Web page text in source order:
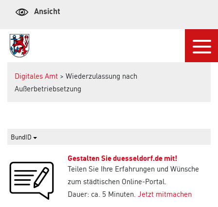
Ansicht
Digitales Amt > Wiederzulassung nach
Außerbetriebsetzung
BundID
Gestalten Sie duesseldorf.de mit!
Teilen Sie Ihre Erfahrungen und Wünsche
zum städtischen Online-Portal.
Dauer: ca. 5 Minuten. Jetzt mitmachen